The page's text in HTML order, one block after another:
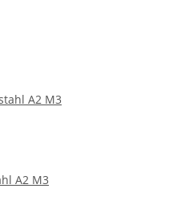
A2 M3